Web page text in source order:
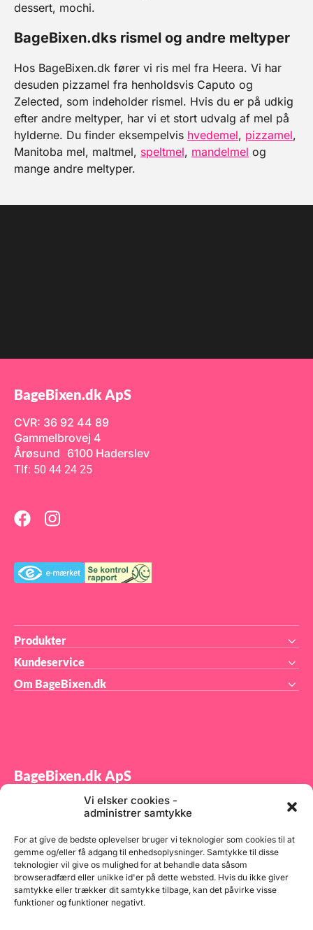
Vi elsker cookies -
administrer samtykke
For at give de bedste oplevelser bruger vi teknologier som cookies til at
gemme og/eller få adgang til enhedsoplysninger. Samtykke til disse
teknologier vil give os mulighed for at behandle data såsom
browseradfærd eller unikke id'er på dette websted. Hvis du ikke giver
samtykke eller trækker dit samtykke tilbage, kan det påvirke visse
funktioner og funktioner negativt.
dessert, mochi.
BageBixen.dks rismel og andre meltyper
Hos BageBixen.dk fører vi ris mel fra Heera. Vi har
desuden pizzamel fra henholdsvis Caputo og
Zelected, som indeholder rismel. Hvis du er på udkig
efter andre meltyper, har vi et stort udvalg af mel på
hylderne. Du finder eksempelvis hvedemel, pizzamel,
Manitoba mel, maltmel, speltmel, mandelmel og
mange andre meltyper.
BageBixen.dk ApS
CVR: 36 92 44 89
Gammelbrovej 4
Årøsund 6100 Haderslev
Tlf: 50 44 24 25
Produkter
Kundeservice
Om BageBixen.dk
BageBixen.dk ApS
Tilmeld dig vores nyhedsbrev og modtag gode tilbud
samt spændende produktnyheder direkte i din
indbakke.